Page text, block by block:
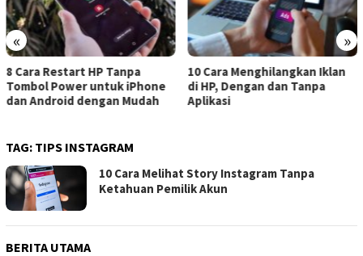
« »
10 Cara Menghilangkan Iklan
di HP, Dengan dan Tanpa
Aplikasi
7 Cara Merekam Suara di HP
untuk Android dan iPhone
dengan Hasil Jernih
TAG: TIPS INSTAGRAM
10 Cara Melihat Story Instagram Tanpa
Ketahuan Pemilik Akun
BERITA UTAMA